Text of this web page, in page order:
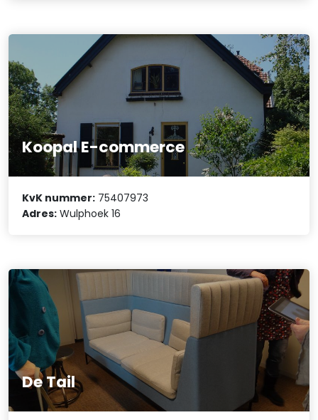
Koopal E-commerce
KvK nummer: 75407973
Adres: Wulphoek 16
De Tail